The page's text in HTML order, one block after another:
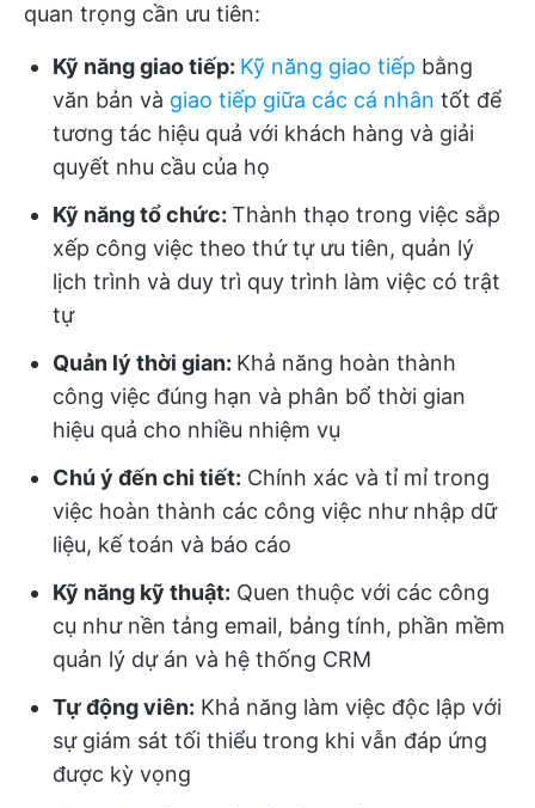
quan trọng cần ưu tiên:
Kỹ năng giao tiếp: Kỹ năng giao tiếp bằng
văn bản và giao tiếp giữa các cá nhân tốt để
tương tác hiệu quả với khách hàng và giải
quyết nhu cầu của họ
Kỹ năng tổ chức: Thành thạo trong việc sắp
xếp công việc theo thứ tự ưu tiên, quản lý
lịch trình và duy trì quy trình làm việc có trật
tự
Quản lý thời gian: Khả năng hoàn thành
công việc đúng hạn và phân bổ thời gian
hiệu quả cho nhiều nhiệm vụ
Chú ý đến chi tiết: Chính xác và tỉ mỉ trong
việc hoàn thành các công việc như nhập dữ
liệu, kế toán và báo cáo
Kỹ năng kỹ thuật: Quen thuộc với các công
cụ như nền tảng email, bảng tính, phần mềm
quản lý dự án và hệ thống CRM
Tự động viên: Khả năng làm việc độc lập với
sự giám sát tối thiểu trong khi vẫn đáp ứng
được kỳ vọng